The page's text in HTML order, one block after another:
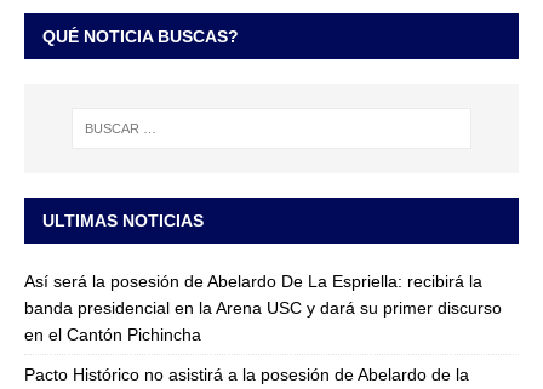
QUÉ NOTICIA BUSCAS?
ULTIMAS NOTICIAS
Así será la posesión de Abelardo De La Espriella: recibirá la
banda presidencial en la Arena USC y dará su primer discurso
en el Cantón Pichincha
Pacto Histórico no asistirá a la posesión de Abelardo de la